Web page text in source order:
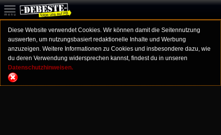
Diese Website verwendet Cookies. Wir können damit die Seitennutzung
auswerten, um nutzungsbasiert redaktionelle Inhalte und Werbung
anzuzeigen. Weitere Informationen zu Cookies und insbesondere dazu, wie
du deren Verwendung widersprechen kannst, findest du in unseren
Datenschutzhinweisen.